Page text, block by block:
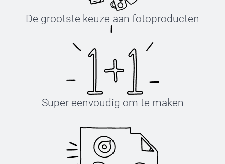
De grootste keuze aan fotoproducten
Super eenvoudig om te maken